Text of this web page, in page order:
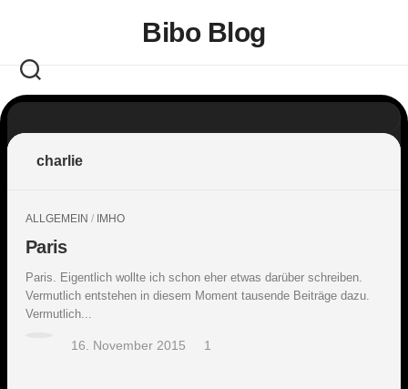
Bibo Blog
charlie
ALLGEMEIN / IMHO
Paris
Paris. Eigentlich wollte ich schon eher etwas darüber schreiben.
Vermutlich entstehen in diesem Moment tausende Beiträge dazu.
Vermutlich...
16. November 2015 1